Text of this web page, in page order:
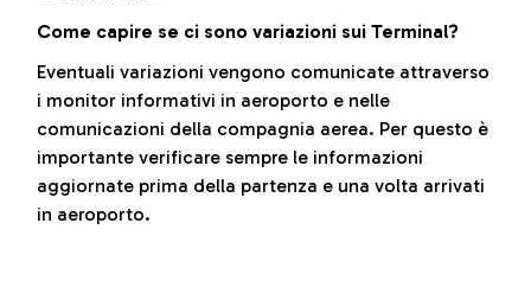
Come capire se ci sono variazioni sui Terminal?
Eventuali variazioni vengono comunicate attraverso
i monitor informativi in aeroporto e nelle
comunicazioni della compagnia aerea. Per questo è
importante verificare sempre le informazioni
aggiornate prima della partenza e una volta arrivati
in aeroporto.